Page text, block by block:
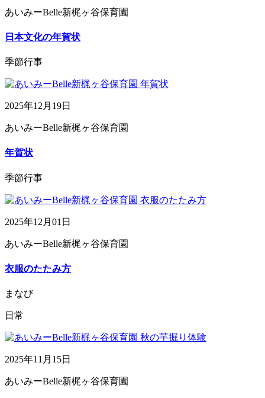
あいみーBelle新梶ヶ谷保育園
日本文化の年賀状
季節行事
2025年12月19日
あいみーBelle新梶ヶ谷保育園
年賀状
季節行事
2025年12月01日
あいみーBelle新梶ヶ谷保育園
衣服のたたみ方
まなび
日常
2025年11月15日
あいみーBelle新梶ヶ谷保育園